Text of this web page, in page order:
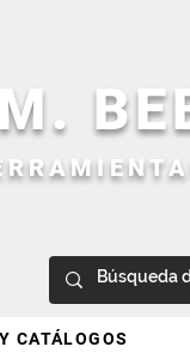
CATÁLOGOS